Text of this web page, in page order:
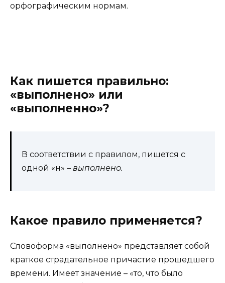
орфографическим нормам.
Как пишется правильно:
«выполнено» или
«выполненно»?
В соответствии с правилом, пишется с
одной «н» – выполнено.
Какое правило применяется?
Словоформа «выполнено» представляет собой
краткое страдательное причастие прошедшего
времени. Имеет значение – «то, что было